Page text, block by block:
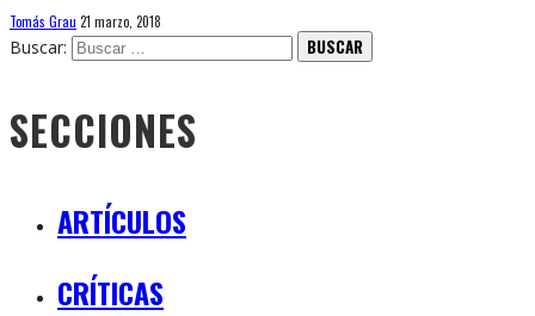
Tomás Grau 21 marzo, 2018
Buscar:
SECCIONES
ARTÍCULOS
CRÍTICAS